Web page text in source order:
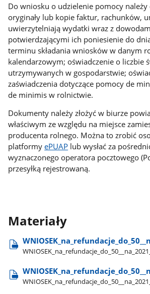
Do wniosku o udzielenie pomocy należy
oryginały lub kopie faktur, rachunków,
uwierzytelniają wydatki wraz z
potwierdzającymi ich poniesienie do
terminu składania wniosków w danym
kalendarzowym; oświadczenie o liczbie
utrzymywanych w gospodarstwie;
zaświadczenia dotyczące pomocy de
de minimis w rolnictwie.
Dokumenty należy złożyć w biurze
właściwym ze względu na miejsce
producenta rolnego. Można to zrobić
platformyePUAP lub wysłać za
wyznaczonego operatora pocztowego
przesyłką rejestrowaną.
Materiały